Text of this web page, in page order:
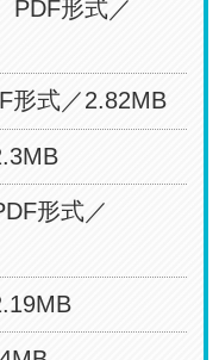
PDF形式／
形式／2.82MB
形式／